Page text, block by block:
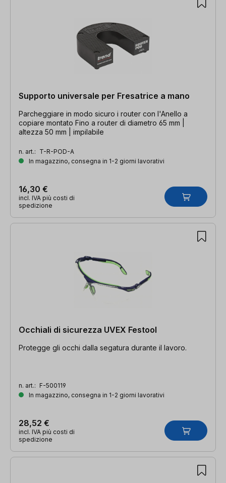
Supporto universale per Fresatrice a mano
Parcheggiare in modo sicuro i router con l'Anello a
copiare montato Fino a router di diametro 65 mm |
altezza 50 mm | impilabile
n. art.: T-R-POD-A
In magazzino, consegna in 1-2 giorni lavorativi
16,30 €
incl. IVA più costi di
spedizione
Occhiali di sicurezza UVEX Festool
Protegge gli occhi dalla segatura durante il lavoro.
n. art.: F-500119
In magazzino, consegna in 1-2 giorni lavorativi
28,52 €
incl. IVA più costi di
spedizione